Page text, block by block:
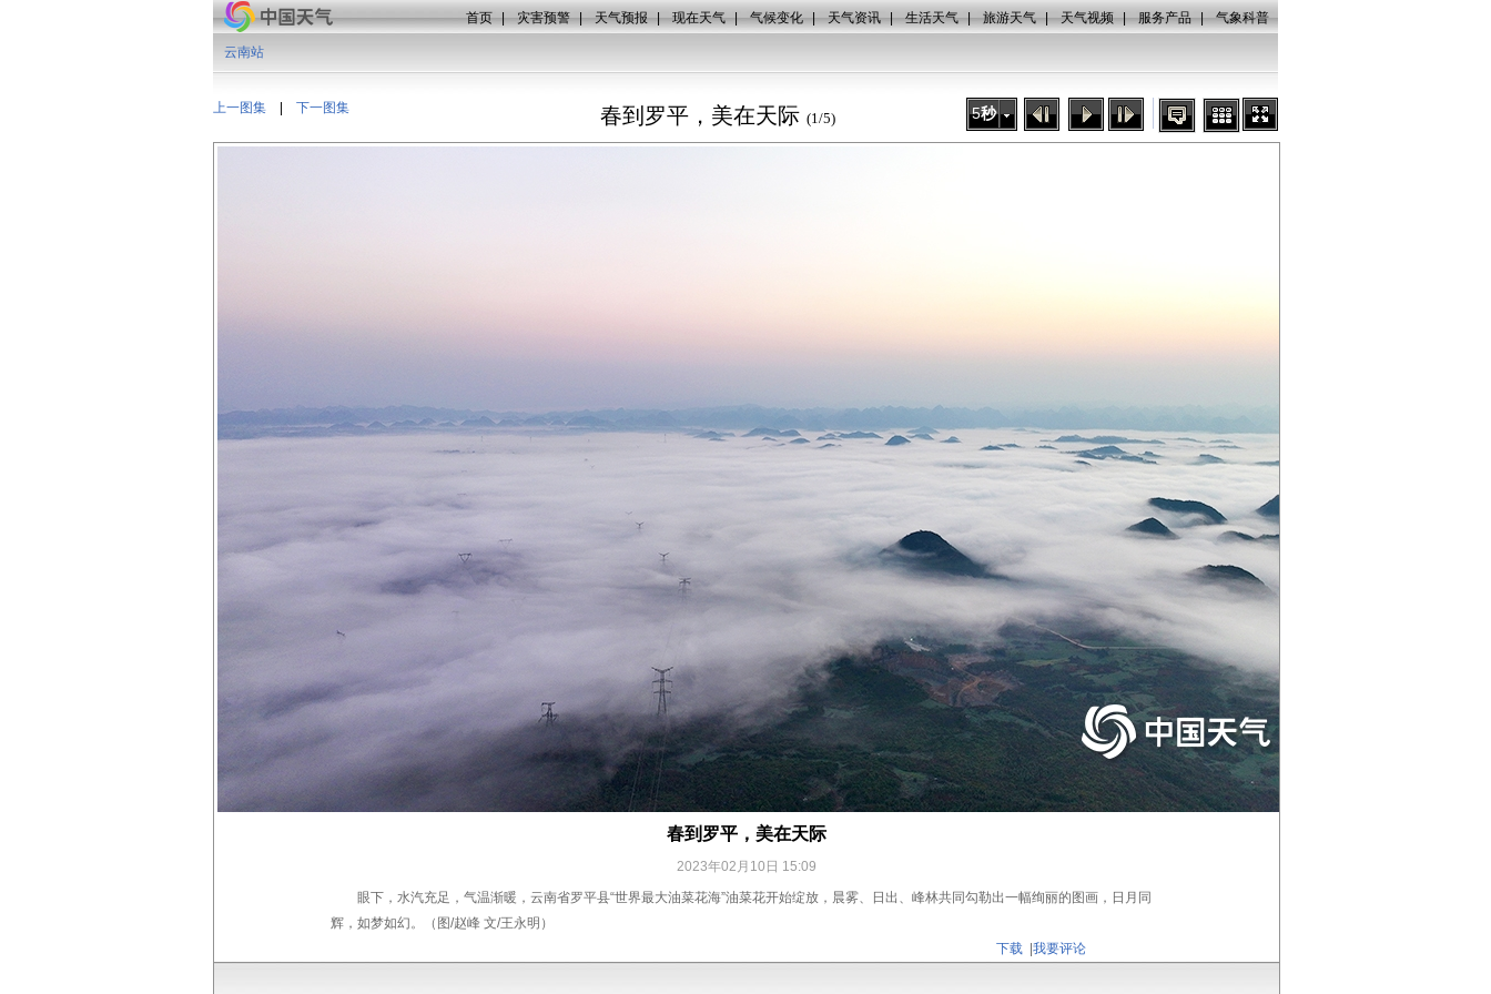
首页 | 灾害预警 | 天气预报 | 现在天气 | 气候变化 | 天气资讯 | 生活天气 | 旅游天气 | 天气视频 | 服务产品 | 气象科普
上一图集 下一图集
云南站
春到罗平，美在天际 (1/5) 5秒
春到罗平，美在天际
2023年02月10日 15:09
眼下，水汽充足，气温渐暖，云南省罗平县“世界最大油菜花海”油菜花开始绽放，晨雾、日出、峰林共同勾勒出一幅绚丽的图画，日月同
辉，如梦如幻。（图/赵峰 文/王永明）
下载
我要评论